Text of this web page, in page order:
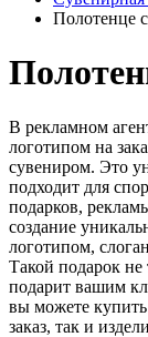
Полотенце
В рекламном
логотипом на
сувениром. Это
подходит для
подарков,
создание
логотипом,
Такой подарок не
подарит вашим
вы можете
заказ, так и